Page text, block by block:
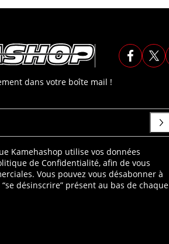
dans votre boîte mail !
Kamehashop utilise vos données
de Confidentialité, afin de vous
Vous pouvez vous désabonner à
désinscrire” présent au bas de chaque